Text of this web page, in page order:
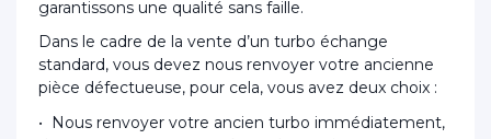
garantissons une qualité sans faille.
Dans le cadre de la vente d’un turbo échange
standard, vous devez nous renvoyer votre ancienne
pièce défectueuse, pour cela, vous avez deux choix :
• Nous renvoyer votre ancien turbo immédiatement,